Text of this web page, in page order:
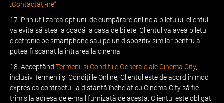
„Contactați-ne”
17. Prin utilizarea opțiunii de cumpărare online a biletului, clientul
va evita să stea la coadă la casa de bilete. Clientul va avea biletul
electronic pe smartphone sau pe un dispozitiv similar pentru a
putea fi scanat la intrarea la cinema.
18. Acceptând Termenii și Condițiile Generale ale Cinema City,
inclusiv Termenii și Condițiile Online, Clientul este de acord în mod
expres ca contractul la distanță încheiat cu Cinema City să fie
trimis la adresa de e-mail furnizată de acesta. Clientul este obligat